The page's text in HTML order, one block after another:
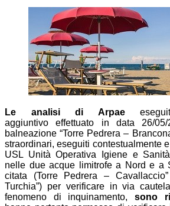
Le analisi di Arpae
aggiuntivo effettuato in data 26/05/
balneazione“Torre Pedrera –
straordinari, eseguiti contestualmente
USL Unità Operativa Igiene e
nelle due acque limitrofe a Nord e a
citata (Torre Pedrera –
Turchia”) per verificare in via
fenomeno di inquinamento, sono